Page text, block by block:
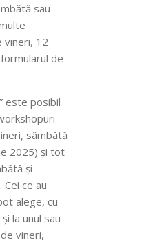
sau
vineri, 12
de
este posibil
sâmbătă
2025) și tot
și
Cei ce au
alege, cu
la unul sau
vineri,